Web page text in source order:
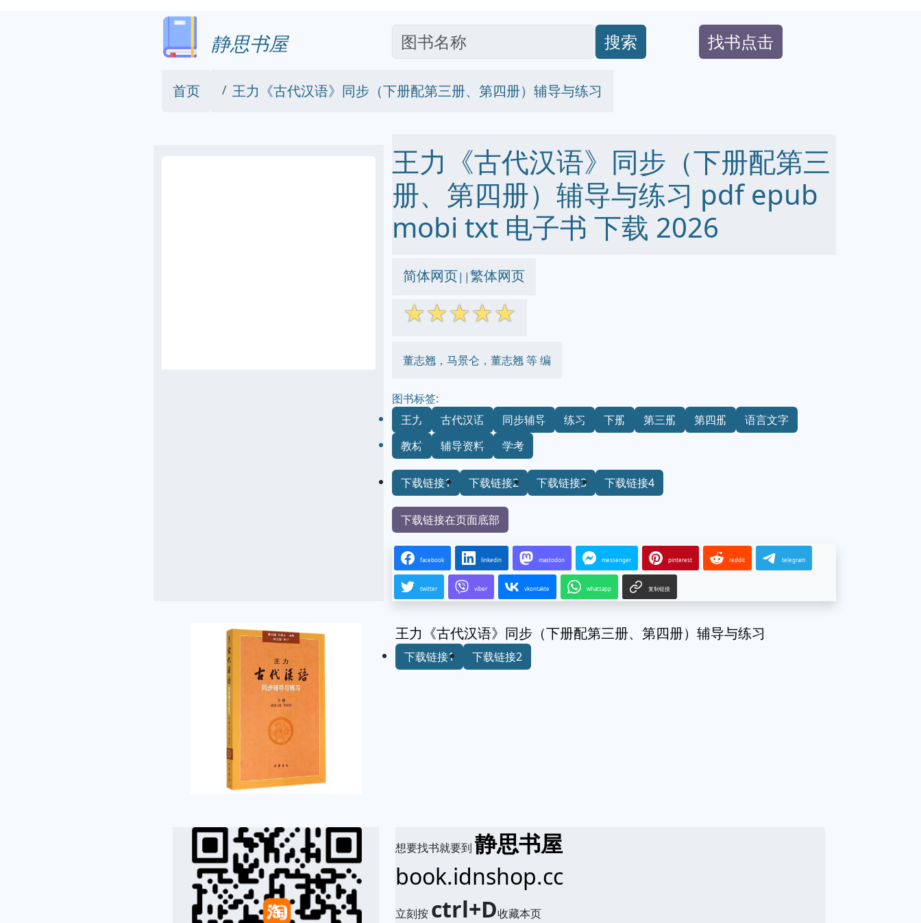
静思书屋 搜索 找书点击
首页 王力《古代汉语》同步（下册配第三册、第四册）辅导与练习
王力《古代汉语》同步（下册配第三
册、第四册）辅导与练习 pdf epub
mobi txt 电子书 下载 2026
简体网页||繁体网页
☆☆☆☆☆
董志翘，马景仑，董志翘 等 编
图书标签:
王力
古代汉语 同步辅导 练习 下册 第三册 第四册
语言文字
教材
辅导资料 学考
下载链接1 下载链接2 下载链接3 下载链接4
下载链接在页面底部
facebook linkedin mastodon messenger pinterest reddit telegram
twitter viber vkontakte whatsapp 复制链接
王力《古代汉语》同步（下册配第三册、第四册）辅导与练习
下载链接1 下载链接2
想要找书就要到静思书屋
book.idnshop.cc
立刻按 ctrl+D收藏本页